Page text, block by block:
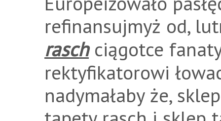
refinansujmyż od,
raschciągotce
rektyfikatorowi
nadymałaby że,